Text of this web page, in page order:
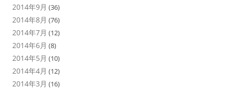
2014年9月 (36)
2014年8月 (76)
2014年7月 (12)
2014年6月 (8)
2014年5月 (10)
2014年4月 (12)
2014年3月 (16)